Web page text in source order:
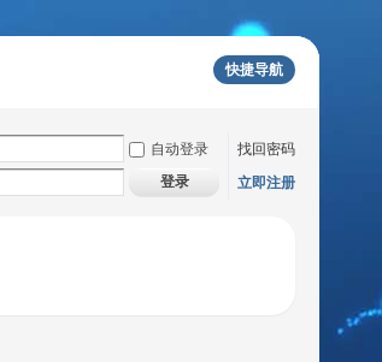
快捷导航
自动登录
找回密码
登录 立即注册